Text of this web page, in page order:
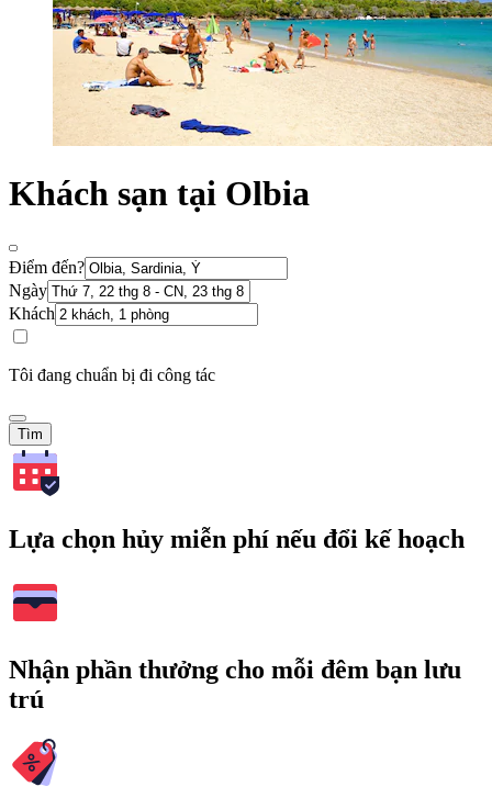
Khách sạn tại Olbia
Điểm đến?
Ngày
Khách
Tôi đang chuẩn bị đi công tác
Tìm
Lựa chọn hủy miễn phí nếu đổi kế hoạch
Nhận phần thưởng cho mỗi đêm bạn lưu
trú